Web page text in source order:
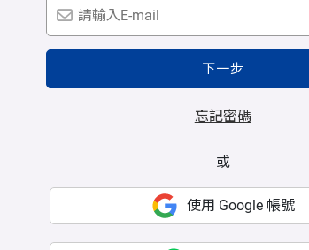
下一步
忘記密碼
或
使用 Google 帳號